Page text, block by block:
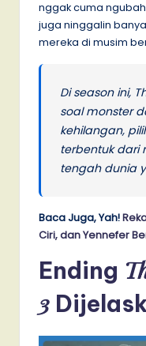
nggak cuma
juga ninggalin
mereka di musim
Di season ini,
soal monster
kehilangan,
terbentuk dari
tengah dunia
Baca Juga, Yah!
Ciri, dan Yennefer
Ending
3